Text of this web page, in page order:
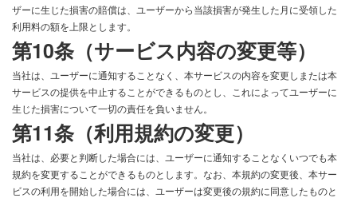
ザーに生じた損害の賠償は、ユーザーから当該損害が発生した月に受領した
利用料の額を上限とします。
第10条（サービス内容の変更等）
当社は、ユーザーに通知することなく、本サービスの内容を変更しまたは本
サービスの提供を中止することができるものとし、これによってユーザーに
生じた損害について一切の責任を負いません。
第11条（利用規約の変更）
当社は、必要と判断した場合には、ユーザーに通知することなくいつでも本
規約を変更することができるものとします。なお、本規約の変更後、本サー
ビスの利用を開始した場合には、ユーザーは変更後の規約に同意したものと